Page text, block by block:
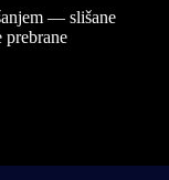
— slišane
prebrane